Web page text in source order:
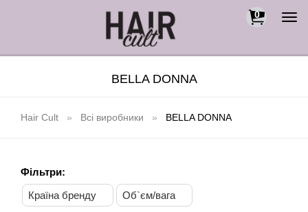
0
BELLA DONNA
Hair Cult Всі виробники BELLA DONNA
Фільтри:
Країна бренду
Об`єм/вага